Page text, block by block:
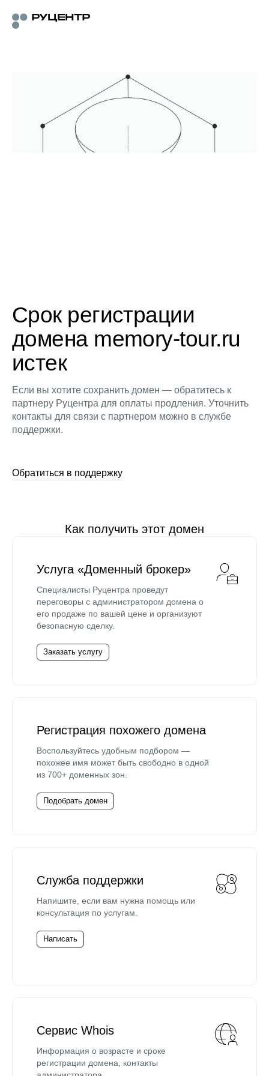
Срок регистрации
домена memory-tour.ru
истек
Если вы хотите сохранить домен — обратитесь к
партнеру Руцентра для оплаты продления. Уточнить
контакты для связи с партнером можно в службе
поддержки.
Обратиться в поддержку
Как получить этот домен
Услуга «Доменный брокер»
Специалисты Руцентра проведут
переговоры с администратором домена о
его продаже по вашей цене и организуют
безопасную сделку.
Заказать услугу
Регистрация похожего домена
Воспользуйтесь удобным подбором —
похожее имя может быть свободно в одной
из 700+ доменных зон.
Подобрать домен
Служба поддержки
Напишите, если вам нужна помощь или
консультация по услугам.
Написать
Сервис Whois
Информация о возрасте и сроке
регистрации домена, контакты